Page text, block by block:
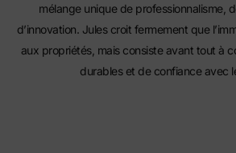
mélange unique de professionnalisme,
d’innovation. Jules croit fermement que
aux propriétés, mais consiste avant tout à
durables et de confiance avec